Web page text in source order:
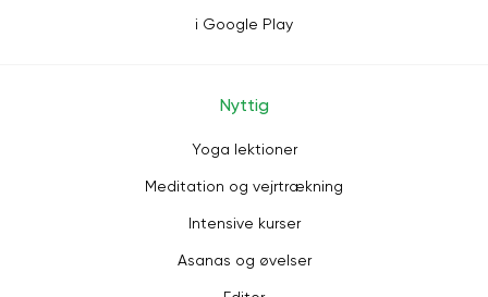
i Google Play
Nyttig
Yoga lektioner
Meditation og vejrtrækning
Intensive kurser
Asanas og øvelser